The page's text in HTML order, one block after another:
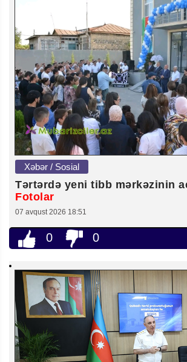
Xəbər / Sosial
Tərtərdə yeni tibb mərkəzinin
Fotolar
07 avqust 2026 18:51
0 0